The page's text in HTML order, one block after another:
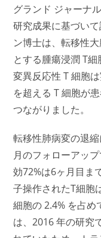
グランド ジャーナ
研究成果に基づい
ン博士は、転移性
とする腫瘍浸潤 T
変異反応性 T 細胞
を超える T 細胞が
つながりました。
転移性肺病変の退
月のフォローアッ
効72%は6ヶ月目ま
子操作されたT細胞
細胞の 2.4% を占
は、2016 年の研究